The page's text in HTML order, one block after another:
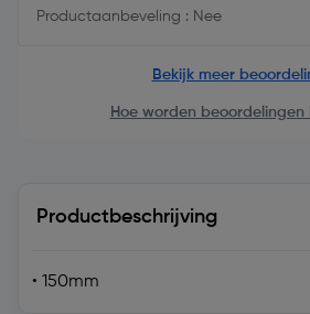
Productaanbeveling : Nee
Bekijk meer
Hoe worden beoordelingen
Productbeschrijving
• 150mm